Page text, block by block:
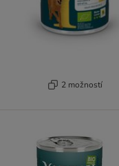
2 možností